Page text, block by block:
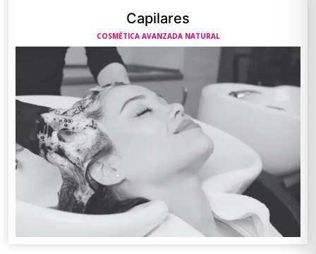
Capilares
COSMÉTICA AVANZADA NATURAL